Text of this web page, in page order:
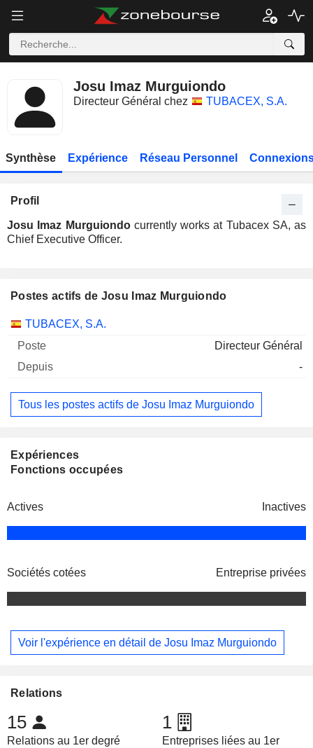
Josu Imaz Murguiondo
Directeur Général chez TUBACEX, S.A.
Synthèse Expérience Réseau Personnel
Profil
Josu Imaz Murguiondocurrently works at Tubacex SA, as
Chief Executive Officer.
Postes actifs de Josu Imaz Murguiondo
Sociétés Poste Début
TUBACEX, S.A.
Directeur Général
-
Tous les postes actifs de Josu Imaz Murguiondo
Expériences
Fonctions occupées
Actives Inactives
Sociétés cotées Entreprise privées
Voir l'expérience en détail de Josu Imaz Murguiondo
Relations
15
Relations au 1er degré
1
Entreprises liées au 1er